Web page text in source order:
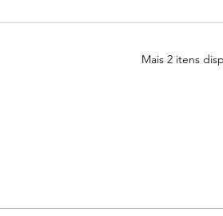
Mais 2 itens